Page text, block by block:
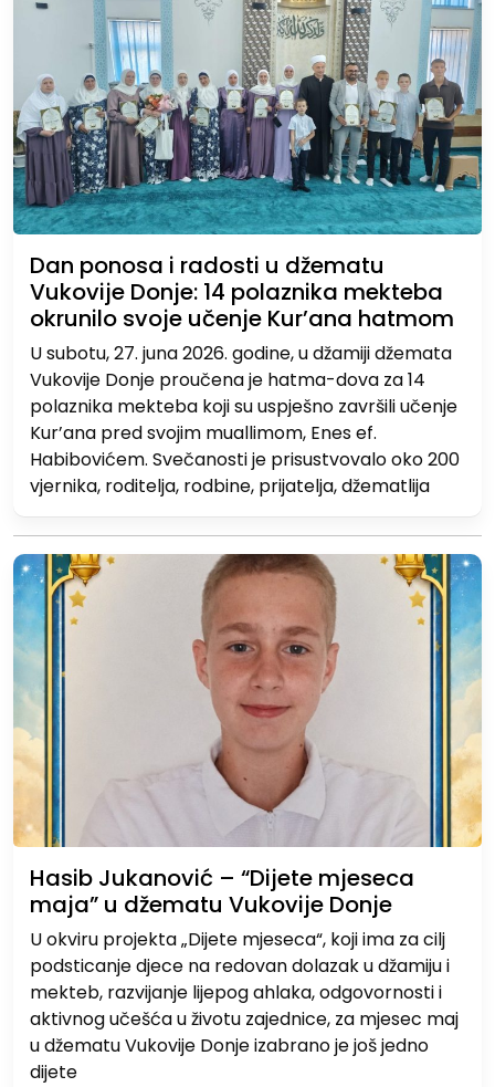
Dan ponosa i radosti u džematu
Vukovije Donje: 14 polaznika mekteba
okrunilo svoje učenje Kur’ana hatmom
U subotu, 27. juna 2026. godine, u džamiji džemata
Vukovije Donje proučena je hatma-dova za 14
polaznika mekteba koji su uspješno završili učenje
Kur’ana pred svojim muallimom, Enes ef.
Habibovićem. Svečanosti je prisustvovalo oko 200
vjernika, roditelja, rodbine, prijatelja, džematlija
Hasib Jukanović – “Dijete mjeseca
maja” u džematu Vukovije Donje
U okviru projekta „Dijete mjeseca“, koji ima za cilj
podsticanje djece na redovan dolazak u džamiju i
mekteb, razvijanje lijepog ahlaka, odgovornosti i
aktivnog učešća u životu zajednice, za mjesec maj
u džematu Vukovije Donje izabrano je još jedno
dijete